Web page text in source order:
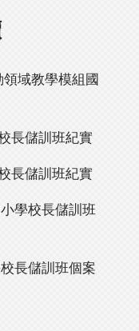
域教學模組國
長儲訓班紀實
長儲訓班紀實
學校長儲訓班
長儲訓班個案